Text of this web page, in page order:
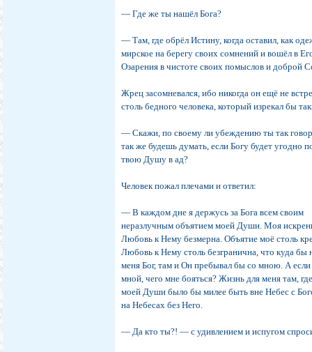
― Где же ты нашёл Бога?
― Там, где обрёл Истину, когда оставил, как
мирское на берегу своих сомнений и вошёл в
Озарения в чистоте своих помыслов и доброй
Жрец засомневался, ибо никогда он ещё не
столь бедного человека, который изрекал бы
― Скажи, по своему ли убеждению ты так
так же будешь думать, если Богу будет угодно
твою Душу в ад?
Человек пожал плечами и ответил:
― В каждом дне я держусь за Бога всем своим
неразлучным объятием моей Души. Моя
Любовь к Нему безмерна. Объятие моё столь
Любовь к Нему столь безгранична, что куда бы
меня Бог, там и Он пребывал бы со мною. А
мной, чего мне бояться? Жизнь для меня там,
моей Души было бы милее быть вне Небес с
на Небесах без Него.
― Да кто ты?! ― с удивлением и испугом